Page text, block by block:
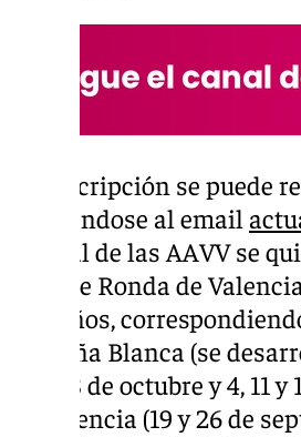
La inscripción se puede
dirigiéndose al email
en cuál de las AAVV se
caso de Ronda de
a 12 años,
de Doña Blanca (se
21 y 28 de octubre y 4, 11
de Valencia (19 y 26 de